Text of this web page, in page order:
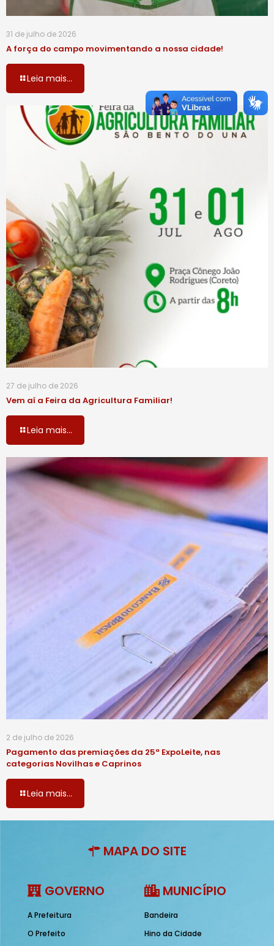
31 de julho de 2026
A força do campo movimentando a nossa cidade!
Leia mais...
27 de julho de 2026
Vem aí a Feira da Agricultura Familiar!
Leia mais...
2 de julho de 2026
Pagamento das premiações da 25ª ExpoLeite, nas
categorias Novilhas e Caprinos
Leia mais...
MAPA DO SITE
GOVERNO
A Prefeitura
O Prefeito
MUNICÍPIO
Bandeira
Hino da Cidade